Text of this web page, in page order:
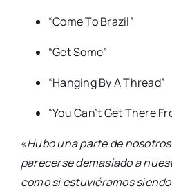
“Come To Brazil”
“Get Some”
“Hanging By A Thread”
“You Can’t Get There
«Hubo una parte de
parecerse demasiado a
como si estuviéramos